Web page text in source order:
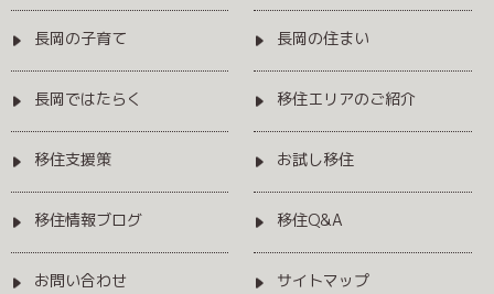
長岡の子育て
長岡ではたらく
移住支援策
移住情報ブログ
お問い合わせ
長岡の住まい
移住エリアのご紹介
お試し移住
移住Q&A
サイトマップ